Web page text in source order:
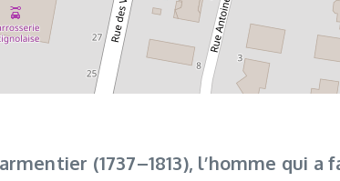
(1737–1813), l’homme qui